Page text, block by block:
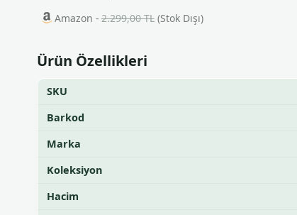
Amazon - 2.299,00 TL(Stok Dışı)
Ürün Özellikleri
SKU
Barkod
Marka
Koleksiyon
Hacim